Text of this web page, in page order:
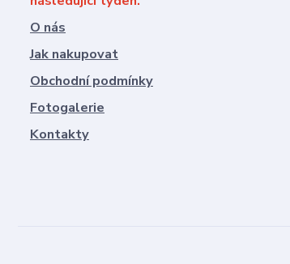
O nás
Jak nakupovat
Obchodní podmínky
Fotogalerie
Kontakty